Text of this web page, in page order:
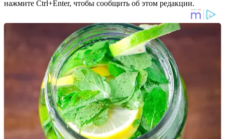
нажмите Ctrl+Enter, чтобы сообщить об этом редакции.